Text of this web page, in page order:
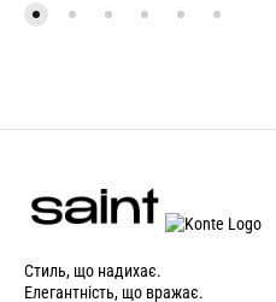
Стиль, що надихає.
Елегантність, що вражає.